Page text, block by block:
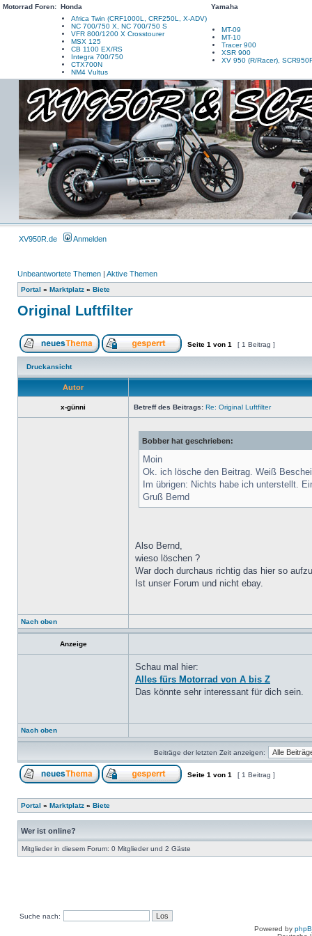
Motorrad Foren: Honda
Yamaha
Africa Twin (CRF1000L, CRF250L, X-ADV)
NC 700/750 X, NC 700/750 S
VFR 800/1200 X Crosstourer
MSX 125
CB 1100 EX/RS
Integra 700/750
CTX700N
NM4 Vultus
MT-09
MT-10
Tracer 900
XSR 900
XV 950 (R/Racer),
XV950R.de Anmelden
Unbeantwortete Themen | Aktive Themen
Portal » Marktplatz » Biete
Original Luftfilter
Seite 1 von 1 [ 1 Beitrag ]
Druckansicht
Autor
x-günni Betreff des Beitrags: Re: Original Luftfilter
Bobber hat geschrieben:
Moin
Ok. ich lösche den Beitrag. Weiß
Im übrigen: Nichts habe ich unterstellt.
Gruß Bernd
Also Bernd,
wieso löschen ?
War doch durchaus richtig das hier so
Ist unser Forum und nicht ebay.
Nach oben
Anzeige
Schau mal hier:
Alles fürs Motorrad von A bis Z
Das könnte sehr interessant für dich sein.
Nach oben
Beiträge der letzten Zeit anzeigen:
Seite 1 von 1 [ 1 Beitrag ]
Portal » Marktplatz » Biete
Wer ist online?
Mitglieder in diesem Forum: 0 Mitglieder und 2 Gäste
Suche nach:
Powered by